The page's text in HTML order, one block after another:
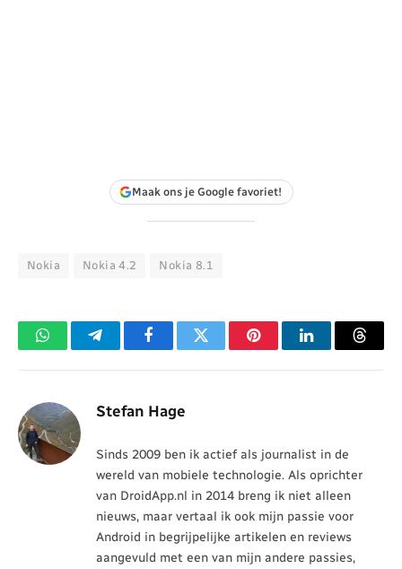
Maak ons je Google favoriet!
Nokia Nokia 4.2 Nokia 8.1
WhatsAppTelegramFacebookTwitter PinterestLinkedIn
Stefan Hage
Sinds 2009 ben ik actief als journalist in de
wereld van mobiele technologie. Als oprichter
van DroidApp.nl in 2014 breng ik niet alleen
nieuws, maar vertaal ik ook mijn passie voor
Android in begrijpelijke artikelen en reviews
aangevuld met een van mijn andere passies,